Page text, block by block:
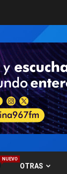
NUEVO
OTRAS
5
6